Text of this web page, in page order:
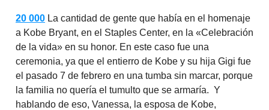
20 000 La cantidad de gente que había en el homenaje
a Kobe Bryant, en el Staples Center, en la «Celebración
de la vida» en su honor. En este caso fue una
ceremonia, ya que el entierro de Kobe y su hija Gigi fue
el pasado 7 de febrero en una tumba sin marcar, porque
la familia no quería el tumulto que se armaría. Y
hablando de eso, Vanessa, la esposa de Kobe,